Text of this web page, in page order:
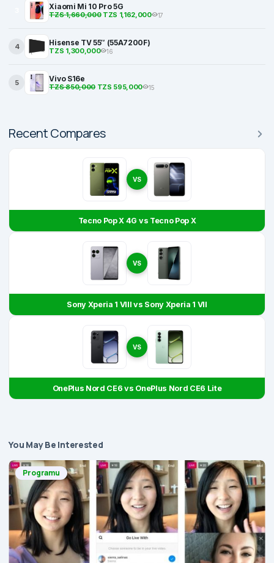
Xiaomi Mi 10 Pro 5G
TZS 1,660,000TZS 1,162,000 17
4 Hisense TV 55″ (55A7200F)
TZS 1,300,000 16
5 Vivo S16e
TZS 850,000TZS 595,000 15
Recent Compares
VS
Tecno Pop X 4G vs Tecno Pop X
VS
Sony Xperia 1 VIII vs Sony Xperia 1 VII
VS
OnePlus Nord CE6 vs OnePlus Nord CE6 Lite
You May Be Interested
Programu